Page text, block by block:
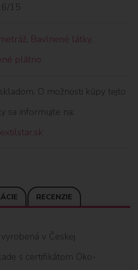
15
, Bavlnené látky,
plátno
O možnosti kúpy tejto
sa informujte na:
RECENZIE
v Českej
s certifikátom Öko-